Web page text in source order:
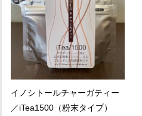
イノシトールチャーガティー
／iTea1500（粉末タイプ）